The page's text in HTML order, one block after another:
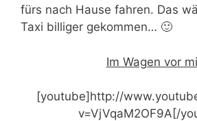
fürs nach Hause fahren. Das
Taxi billiger gekommen… 🙂
Im Wagen vor
[youtube]http://
v=VjVqaM2OF9A[/